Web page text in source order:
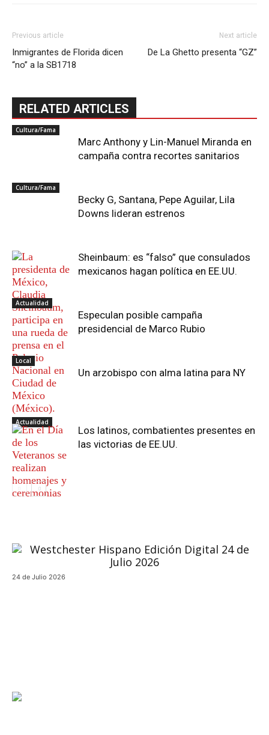
Previous article
Inmigrantes de Florida dicen
“no” a la SB1718
Next article
De La Ghetto presenta “GZ”
RELATED ARTICLES
Cultura/Fama
Marc Anthony y Lin-Manuel Miranda en
campaña contra recortes sanitarios
Cultura/Fama
Becky G, Santana, Pepe Aguilar, Lila
Downs lideran estrenos
Actualidad
Sheinbaum: es “falso” que consulados
mexicanos hagan política en EE.UU.
Actualidad
Especulan posible campaña
presidencial de Marco Rubio
Local
Un arzobispo con alma latina para NY
Los latinos, combatientes presentes en
las victorias de EE.UU.
24 de Julio 2026